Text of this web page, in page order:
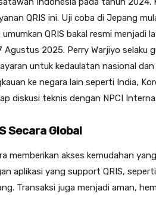
QRIS ini. Uji coba di Jepang
QRIS bakal resmi menjadi
Agustus 2025. Perry Warjiyo selaku
untuk kedaulatan nasional
ke negara lain seperti India,
diskusi teknis dengan NPCI
Secara Global
memberikan akses kemudahan
aplikasi yang support QRIS,
Transaksi juga menjadi aman,